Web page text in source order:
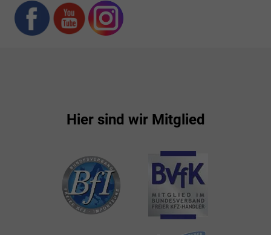
Hier sind wir Mitglied